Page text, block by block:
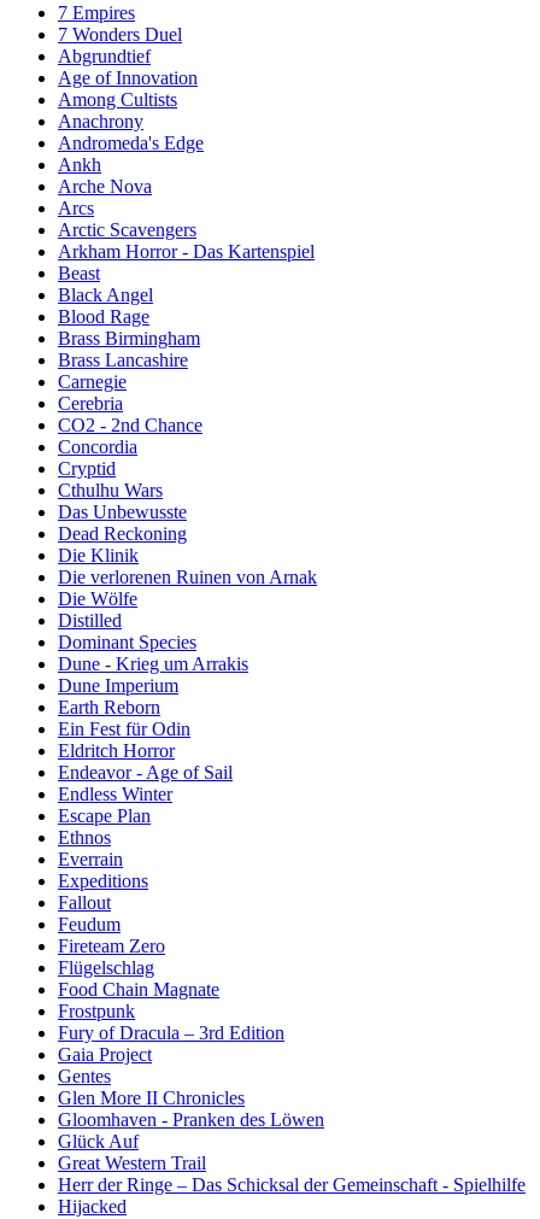
7 Empires
7 Wonders Duel
Abgrundtief
Age of Innovation
Among Cultists
Anachrony
Andromeda's Edge
Ankh
Arche Nova
Arcs
Arctic Scavengers
Arkham Horror - Das Kartenspiel
Beast
Black Angel
Blood Rage
Brass Birmingham
Brass Lancashire
Carnegie
Cerebria
CO2 - 2nd Chance
Concordia
Cryptid
Cthulhu Wars
Das Unbewusste
Dead Reckoning
Die Klinik
Die verlorenen Ruinen von Arnak
Die Wölfe
Distilled
Dominant Species
Dune - Krieg um Arrakis
Dune Imperium
Earth Reborn
Ein Fest für Odin
Eldritch Horror
Endeavor - Age of Sail
Endless Winter
Escape Plan
Ethnos
Everrain
Expeditions
Fallout
Feudum
Fireteam Zero
Flügelschlag
Food Chain Magnate
Frostpunk
Fury of Dracula – 3rd Edition
Gaia Project
Gentes
Glen More II Chronicles
Gloomhaven - Pranken des Löwen
Glück Auf
Great Western Trail
Herr der Ringe – Das Schicksal der Gemeinschaft - Spielhilfe
Hijacked